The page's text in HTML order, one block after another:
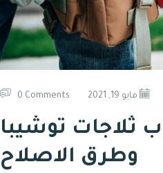
مايو 19, 2021 0 Comments
توشيبا
وطرق الاصلاح